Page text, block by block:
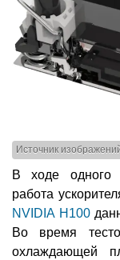
Источник
В ходе одного
работа
NVIDIA H100
Во время
охлаждающей